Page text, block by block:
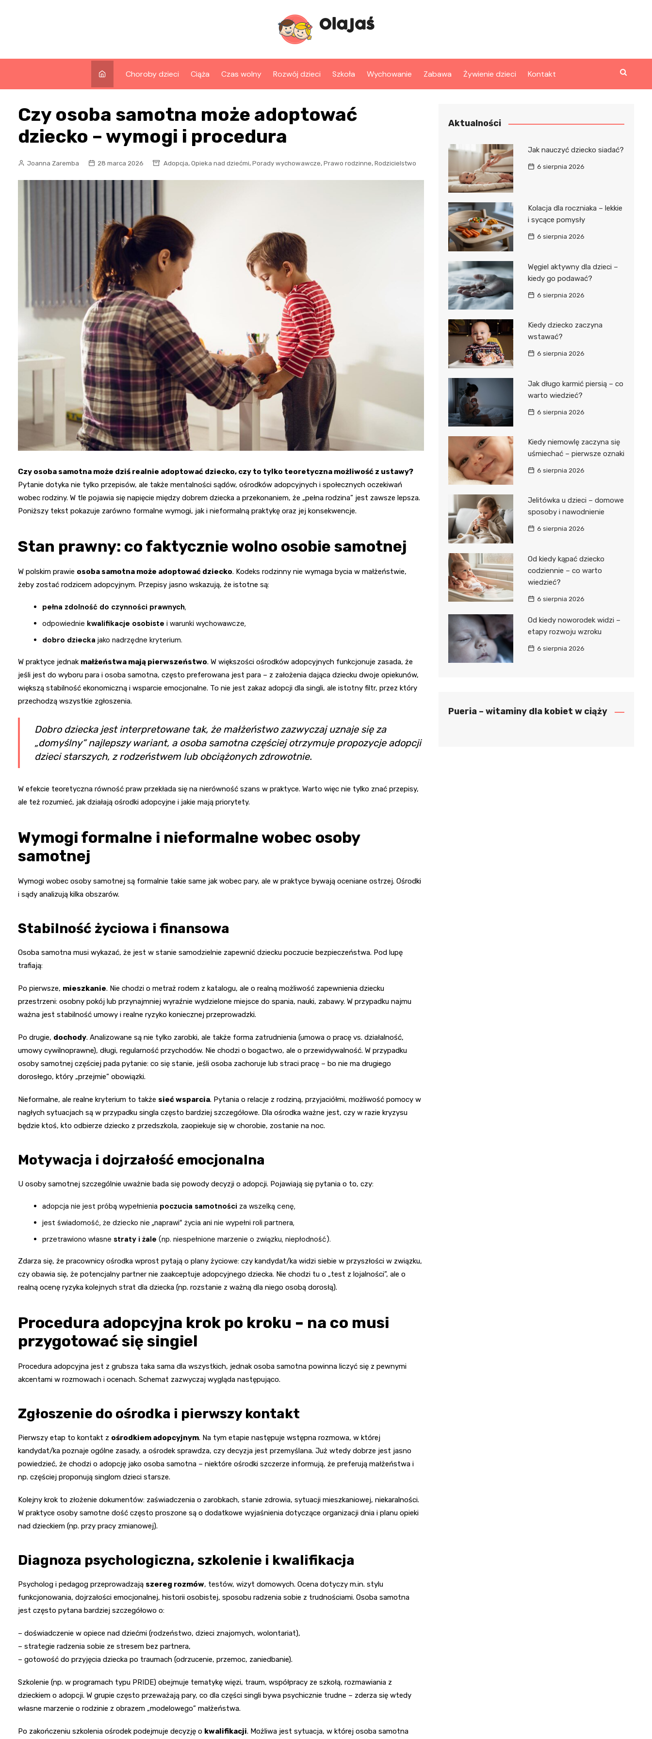
Choroby dzieci Ciąża Czas wolny Rozwój dzieci Szkoła Wychowanie Zabawa Żywienie dzieci Kontakt
Czy osoba samotna może adoptować
dziecko – wymogi i procedura
Joanna Zaremba 28 marca 2026 Adopcja, Opieka nad dziećmi, Porady wychowawcze, Prawo rodzinne, Rodzicielstwo
Czy osoba samotna może dziś realnie adoptować dziecko, czy to tylko teoretyczna możliwość z ustawy?
Pytanie dotyka nie tylko przepisów, ale także mentalności sądów, ośrodków adopcyjnych i społecznych oczekiwań
wobec rodziny. W tle pojawia się napięcie między dobrem dziecka a przekonaniem, że „pełna rodzina” jest zawsze lepsza.
Poniższy tekst pokazuje zarówno formalne wymogi, jak i nieformalną praktykę oraz jej konsekwencje.
Stan prawny: co faktycznie wolno osobie samotnej
W polskim prawie osoba samotna może adoptować dziecko. Kodeks rodzinny nie wymaga bycia w małżeństwie,
żeby zostać rodzicem adopcyjnym. Przepisy jasno wskazują, że istotne są:
pełna zdolność do czynności prawnych,
odpowiednie kwalifikacje osobiste i warunki wychowawcze,
dobro dziecka jako nadrzędne kryterium.
W praktyce jednak małżeństwa mają pierwszeństwo. W większości ośrodków adopcyjnych funkcjonuje zasada, że
jeśli jest do wyboru para i osoba samotna, często preferowana jest para – z założenia dająca dziecku dwoje opiekunów,
większą stabilność ekonomiczną i wsparcie emocjonalne. To nie jest zakaz adopcji dla singli, ale istotny filtr, przez który
przechodzą wszystkie zgłoszenia.
Dobro dziecka jest interpretowane tak, że małżeństwo zazwyczaj uznaje się za
„domyślny” najlepszy wariant, a osoba samotna częściej otrzymuje propozycje adopcji
dzieci starszych, z rodzeństwem lub obciążonych zdrowotnie.
W efekcie teoretyczna równość praw przekłada się na nierówność szans w praktyce. Warto więc nie tylko znać przepisy,
ale też rozumieć, jak działają ośrodki adopcyjne i jakie mają priorytety.
Wymogi formalne i nieformalne wobec osoby
samotnej
Wymogi wobec osoby samotnej są formalnie takie same jak wobec pary, ale w praktyce bywają oceniane ostrzej. Ośrodki
i sądy analizują kilka obszarów.
Stabilność życiowa i finansowa
Osoba samotna musi wykazać, że jest w stanie samodzielnie zapewnić dziecku poczucie bezpieczeństwa. Pod lupę
trafiają:
Po pierwsze, mieszkanie. Nie chodzi o metraż rodem z katalogu, ale o realną możliwość zapewnienia dziecku
przestrzeni: osobny pokój lub przynajmniej wyraźnie wydzielone miejsce do spania, nauki, zabawy. W przypadku najmu
ważna jest stabilność umowy i realne ryzyko koniecznej przeprowadzki.
Po drugie, dochody. Analizowane są nie tylko zarobki, ale także forma zatrudnienia (umowa o pracę vs. działalność,
umowy cywilnoprawne), długi, regularność przychodów. Nie chodzi o bogactwo, ale o przewidywalność. W przypadku
osoby samotnej częściej pada pytanie: co się stanie, jeśli osoba zachoruje lub straci pracę – bo nie ma drugiego
dorosłego, który „przejmie” obowiązki.
Nieformalne, ale realne kryterium to także sieć wsparcia. Pytania o relacje z rodziną, przyjaciółmi, możliwość pomocy w
nagłych sytuacjach są w przypadku singla często bardziej szczegółowe. Dla ośrodka ważne jest, czy w razie kryzysu
będzie ktoś, kto odbierze dziecko z przedszkola, zaopiekuje się w chorobie, zostanie na noc.
Motywacja i dojrzałość emocjonalna
U osoby samotnej szczególnie uważnie bada się powody decyzji o adopcji. Pojawiają się pytania o to, czy:
adopcja nie jest próbą wypełnienia poczucia samotności za wszelką cenę,
jest świadomość, że dziecko nie „naprawi” życia ani nie wypełni roli partnera,
przetrawiono własne straty i żale (np. niespełnione marzenie o związku, niepłodność).
Zdarza się, że pracownicy ośrodka wprost pytają o plany życiowe: czy kandydat/ka widzi siebie w przyszłości w związku,
czy obawia się, że potencjalny partner nie zaakceptuje adopcyjnego dziecka. Nie chodzi tu o „test z lojalności”, ale o
realną ocenę ryzyka kolejnych strat dla dziecka (np. rozstanie z ważną dla niego osobą dorosłą).
Procedura adopcyjna krok po kroku – na co musi
przygotować się singiel
Procedura adopcyjna jest z grubsza taka sama dla wszystkich, jednak osoba samotna powinna liczyć się z pewnymi
akcentami w rozmowach i ocenach. Schemat zazwyczaj wygląda następująco.
Zgłoszenie do ośrodka i pierwszy kontakt
Pierwszy etap to kontakt z ośrodkiem adopcyjnym. Na tym etapie następuje wstępna rozmowa, w której
kandydat/ka poznaje ogólne zasady, a ośrodek sprawdza, czy decyzja jest przemyślana. Już wtedy dobrze jest jasno
powiedzieć, że chodzi o adopcję jako osoba samotna – niektóre ośrodki szczerze informują, że preferują małżeństwa i
np. częściej proponują singlom dzieci starsze.
Kolejny krok to złożenie dokumentów: zaświadczenia o zarobkach, stanie zdrowia, sytuacji mieszkaniowej, niekaralności.
W praktyce osoby samotne dość często proszone są o dodatkowe wyjaśnienia dotyczące organizacji dnia i planu opieki
nad dzieckiem (np. przy pracy zmianowej).
Diagnoza psychologiczna, szkolenie i kwalifikacja
Psycholog i pedagog przeprowadzają szereg rozmów, testów, wizyt domowych. Ocena dotyczy m.in. stylu
funkcjonowania, dojrzałości emocjonalnej, historii osobistej, sposobu radzenia sobie z trudnościami. Osoba samotna
jest często pytana bardziej szczegółowo o:
– doświadczenie w opiece nad dziećmi (rodzeństwo, dzieci znajomych, wolontariat),
– strategie radzenia sobie ze stresem bez partnera,
– gotowość do przyjęcia dziecka po traumach (odrzucenie, przemoc, zaniedbanie).
Szkolenie (np. w programach typu PRIDE) obejmuje tematykę więzi, traum, współpracy ze szkołą, rozmawiania z
dzieckiem o adopcji. W grupie często przeważają pary, co dla części singli bywa psychicznie trudne – zderza się wtedy
własne marzenie o rodzinie z obrazem „modelowego” małżeństwa.
Po zakończeniu szkolenia ośrodek podejmuje decyzję o kwalifikacji. Możliwa jest sytuacja, w której osoba samotna
Aktualności
Jak nauczyć dziecko siadać?
6 sierpnia 2026
Kolacja dla roczniaka – lekkie
i sycące pomysły
6 sierpnia 2026
Węgiel aktywny dla dzieci –
kiedy go podawać?
6 sierpnia 2026
Kiedy dziecko zaczyna
wstawać?
6 sierpnia 2026
Jak długo karmić piersią – co
warto wiedzieć?
6 sierpnia 2026
Kiedy niemowlę zaczyna się
uśmiechać – pierwsze oznaki
6 sierpnia 2026
Jelitówka u dzieci – domowe
sposoby i nawodnienie
6 sierpnia 2026
Od kiedy kąpać dziecko
codziennie – co warto
wiedzieć?
6 sierpnia 2026
Od kiedy noworodek widzi –
etapy rozwoju wzroku
6 sierpnia 2026
Pueria – witaminy dla kobiet w ciąży